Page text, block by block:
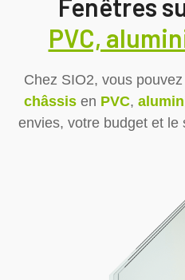
Fenêtres
PVC,
Chez SIO2, vous
châssis en PVC,
envies, votre budget et le